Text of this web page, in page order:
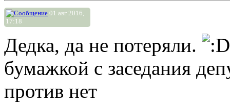
01 авг 2016,
17:18
Дедка, да не потеряли.
бумажкой с заседания
против нет